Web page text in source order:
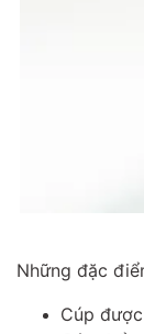
Những đặc
Cúp